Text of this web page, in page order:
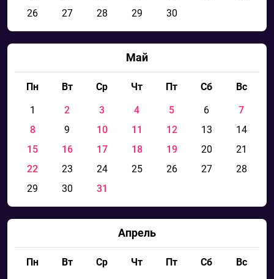
26
27 28 29 30
Май
Пн Вт Ср Чт Пт Сб
Вс
1
2 3 4 5 6
7
8
9 10 11 12 13
14
15
16 17 18 19 20
21
22
23 24 25 26 27
28
29
30 31
Апрель
Пн Вт Ср Чт Пт Сб
Вс